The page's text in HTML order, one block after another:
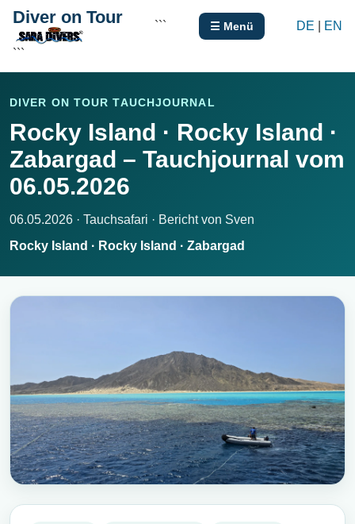
Diver on Tour ``` ☰ Menü DE EN
```
DIVER ON TOUR TAUCHJOURNAL
Rocky Island · Rocky Island ·
Zabargad – Tauchjournal vom
06.05.2026
06.05.2026 · Tauchsafari · Bericht von Sven
Rocky Island · Rocky Island · Zabargad